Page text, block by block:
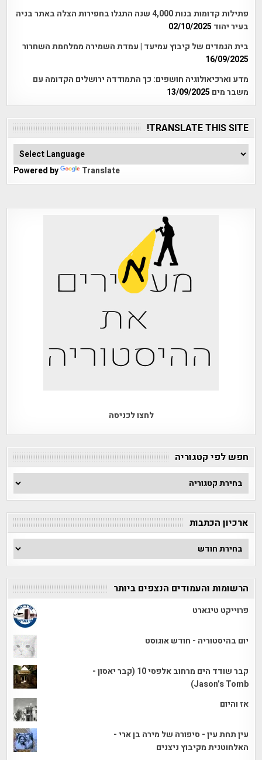
פתילות קדומות בנות 4,000 שנה התגלו בחפירות הצלה באתר בניה
בעיר יהוד 02/10/2025
בית הגמדים של קיבוץ עמיעד | עמדת השמירה ממלחמת השחרור
16/09/2025
מדע וארכיאולוגיה חושפים: כך התמודדה ירושלים הקדומה עם
משבר מים 13/09/2025
TRANSLATE THIS SITE!
Powered by Translate
לחצו לכניסה
חפש לפי קטגוריה
חפש
לפי
ארכיון הכתבות
ארכיון
הכתבות
הרשומות והעמודים הנצפים ביותר
פרוייקט טיגארט
יום בהיסטוריה - חודש אוגוסט
קבר שודד הים מרחוב אלפסי 10 (קבר יאסון -
Jason’s Tomb)
אז והיום
עין תחת עין - סיפורה של מירה בן ארי -
האלחוטנית מקיבוץ ניצנים